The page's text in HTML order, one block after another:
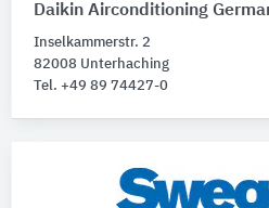
Daikin Airconditioning
Inselkammerstr. 2
82008 Unterhaching
Tel. +49 89 74427-0